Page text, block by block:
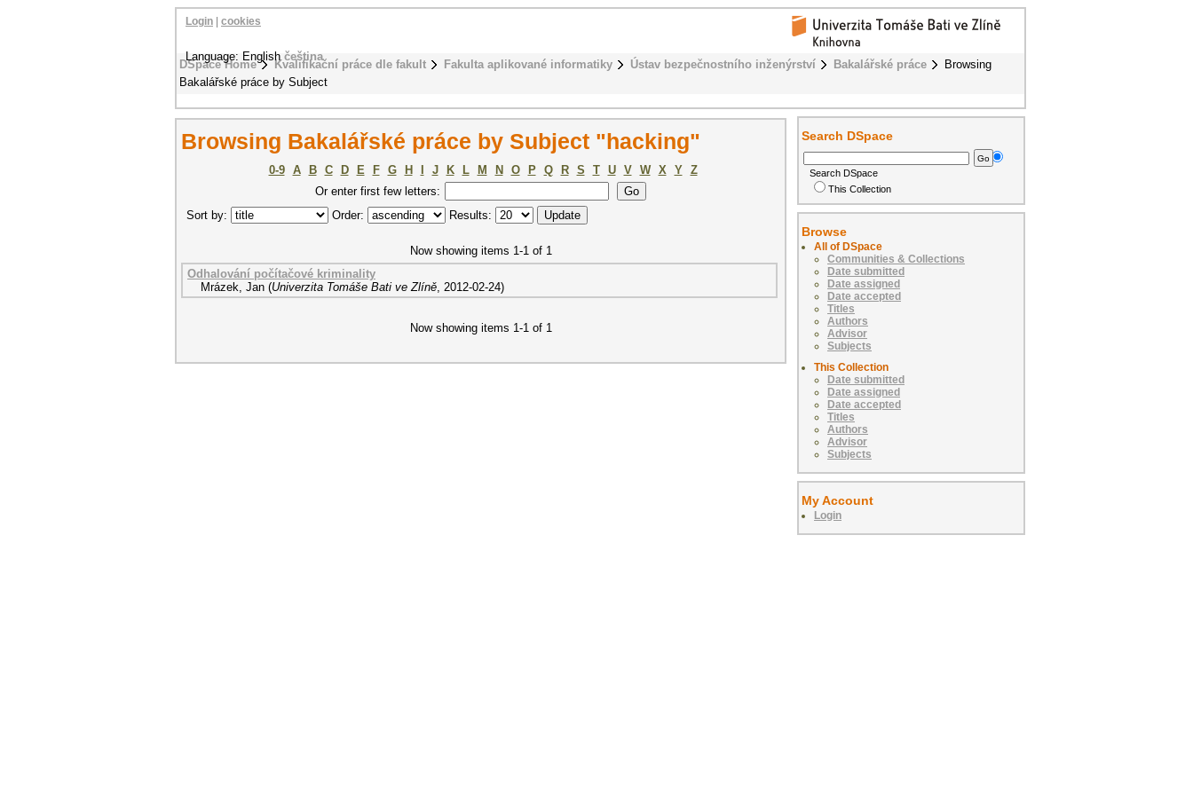
DSpace Home Kvalifikační práce dle fakult Fakulta aplikované informatiky Ústav bezpečnostního inženýrství Bakalářské práce
Browsing
Bakalářské práce by Subject
Login cookies
Language: Englishčeština
Browsing Bakalářské práce by Subject "hacking"
0-9 A B C D E F G H J K L M N O P Q R S T U V W X Y
Z
Or enter first few letters:
Sort by:
Order: Results:
Now showing items 1-1 of 1
Odhalování počítačové kriminality
Mrázek, Jan (Univerzita Tomáše Bati ve Zlíně, 2012-02-24)
Now showing items 1-1 of 1
Search DSpace
Search DSpace
This Collection
Browse
All of DSpace
Communities & Collections
Date submitted
Date assigned
Date accepted
Titles
Authors
Advisor
Subjects
This Collection
Date submitted
Date assigned
Date accepted
Titles
Authors
Advisor
Subjects
My Account
Login